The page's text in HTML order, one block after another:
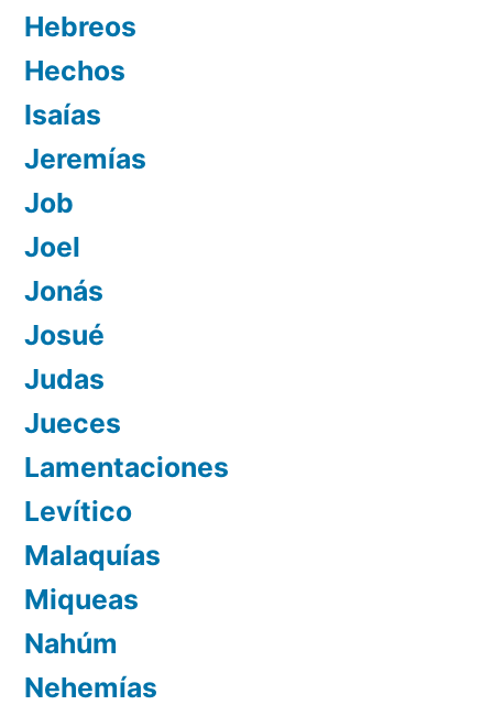
Hebreos
Hechos
Isaías
Jeremías
Job
Joel
Jonás
Josué
Judas
Jueces
Lamentaciones
Levítico
Malaquías
Miqueas
Nahúm
Nehemías